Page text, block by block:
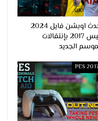
احدث اوبشن فايل 2024
لبيس 2017 بإنتقالات
الجديد
PES